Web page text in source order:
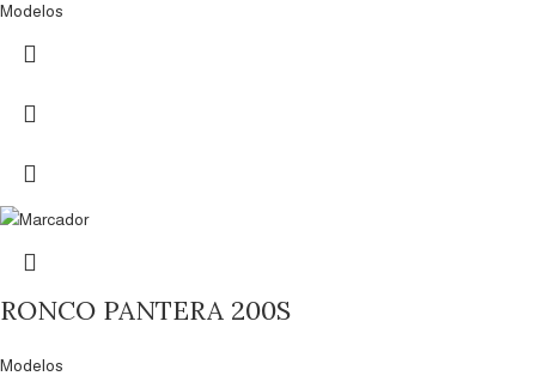
Modelos
RONCO PANTERA 200S
Modelos